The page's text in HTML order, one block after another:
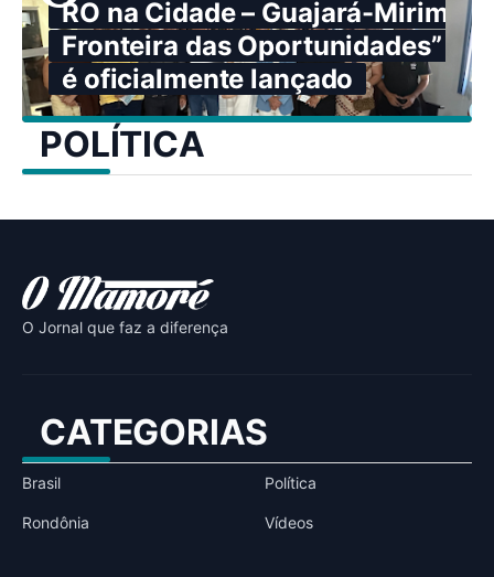
RO na Cidade – Guajará-Mirim:
Fronteira das Oportunidades”
é oficialmente lançado
POLÍTICA
O Jornal que faz a diferença
CATEGORIAS
Brasil Política
Rondônia Vídeos